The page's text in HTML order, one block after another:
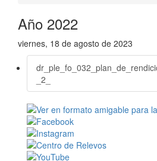
Año 2022
viernes, 18 de agosto de 2023
_2_